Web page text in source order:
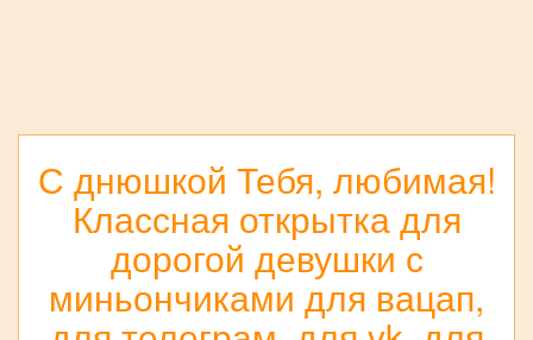
С днюшкой Тебя, любимая!
Классная открытка для
дорогой девушки с
миньончиками для вацап,